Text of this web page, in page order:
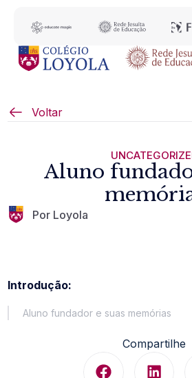
Voltar
Aluno
Por Loyola
Introdução:
Aluno fundador e suas memórias
Compartilhe